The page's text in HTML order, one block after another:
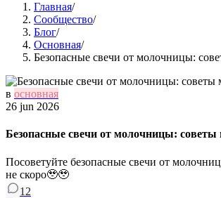
Главная/
Сообщество/
Блог/
Основная/
Безопасные свечи от молочницы:
в основная
26 jun 2026
Безопасные свечи от молочницы:
Посоветуйте безопасные свечи от
не скоро🥹🥹
12